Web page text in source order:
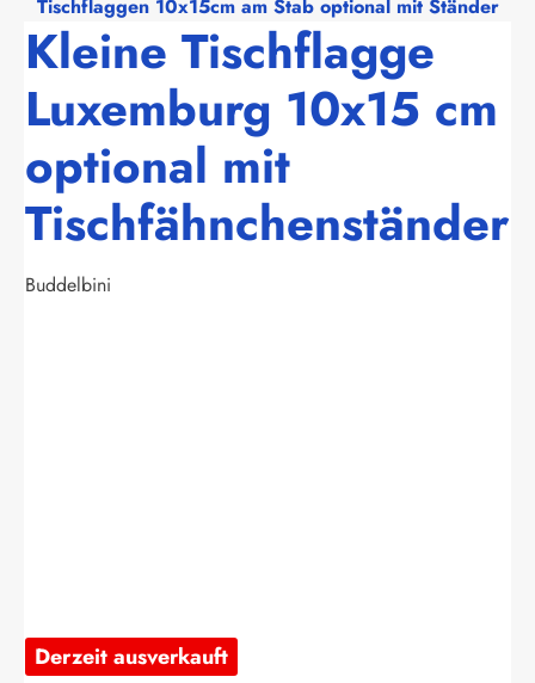
Tischflaggen 10x15cm am Stab optional mit Ständer
Kleine Tischflagge
Luxemburg 10x15 cm
optional mit
Tischfähnchenständer
Buddelbini
Derzeit ausverkauft